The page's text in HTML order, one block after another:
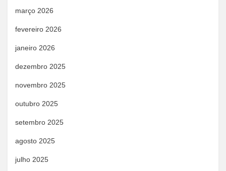
março 2026
fevereiro 2026
janeiro 2026
dezembro 2025
novembro 2025
outubro 2025
setembro 2025
agosto 2025
julho 2025